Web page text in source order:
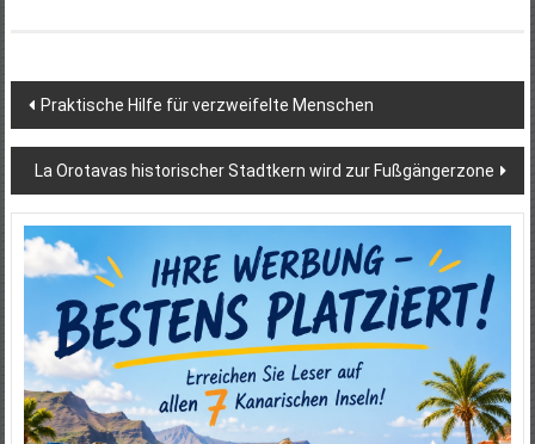
Beitragsnavigation
Praktische Hilfe für verzweifelte Menschen
La Orotavas historischer Stadtkern wird zur Fußgängerzone